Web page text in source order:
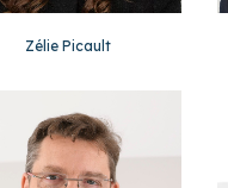
Zélie Picault